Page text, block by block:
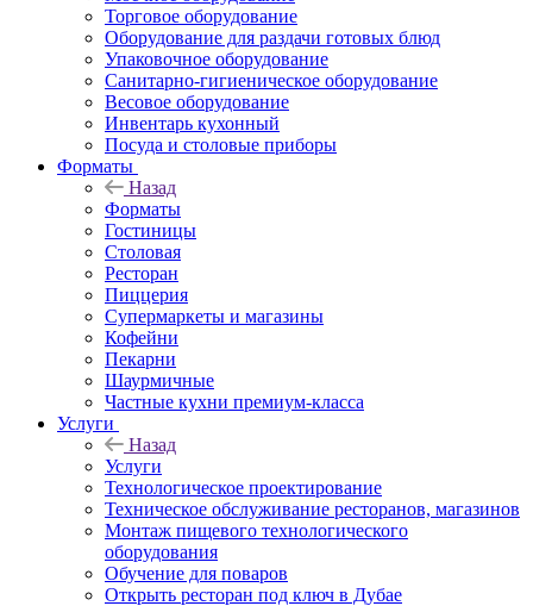
Торговое оборудование
Оборудование для раздачи готовых блюд
Упаковочное оборудование
Санитарно-гигиеническое оборудование
Весовое оборудование
Инвентарь кухонный
Посуда и столовые приборы
Форматы
Назад
Форматы
Гостиницы
Столовая
Ресторан
Пиццерия
Супермаркеты и магазины
Кофейни
Пекарни
Шаурмичные
Частные кухни премиум-класса
Услуги
Назад
Услуги
Технологическое проектирование
Техническое обслуживание ресторанов, магазинов
Монтаж пищевого технологического
оборудования
Обучение для поваров
Открыть ресторан под ключ в Дубае